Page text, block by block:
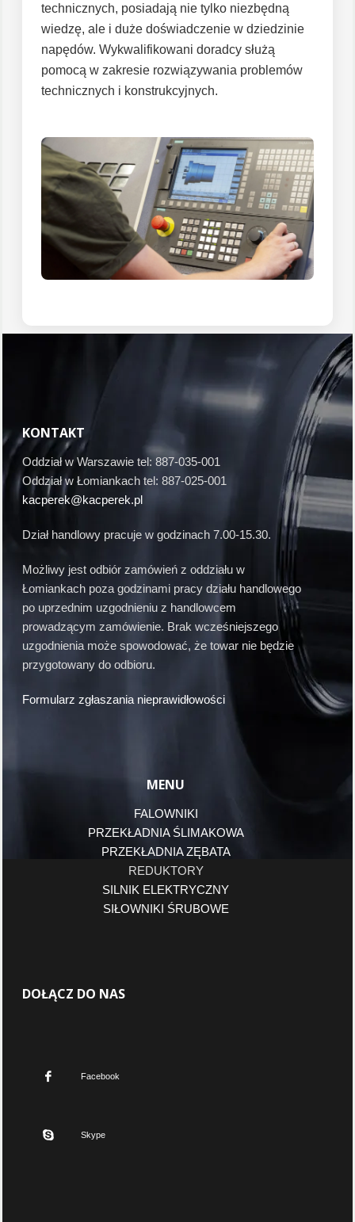
technicznych, posiadają nie tylko niezbędną
wiedzę, ale i duże doświadczenie w dziedzinie
napędów. Wykwalifikowani doradcy służą
pomocą w zakresie rozwiązywania problemów
technicznych i konstrukcyjnych.
KONTAKT
Oddział w Warszawie tel: 887-035-001
Oddział w Łomiankach tel: 887-025-001
kacperek@kacperek.pl
Dział handlowy pracuje w godzinach 7.00-15.30.
Możliwy jest odbiór zamówień z oddziału w
Łomiankach poza godzinami pracy działu handlowego
po uprzednim uzgodnieniu z handlowcem
prowadzącym zamówienie. Brak wcześniejszego
uzgodnienia może spowodować, że towar nie będzie
przygotowany do odbioru.
Formularz zgłaszania nieprawidłowości
MENU
FALOWNIKI
PRZEKŁADNIA ŚLIMAKOWA
PRZEKŁADNIA ZĘBATA
REDUKTORY
SILNIK ELEKTRYCZNY
SIŁOWNIKI ŚRUBOWE
DOŁĄCZ DO NAS
Facebook
Skype